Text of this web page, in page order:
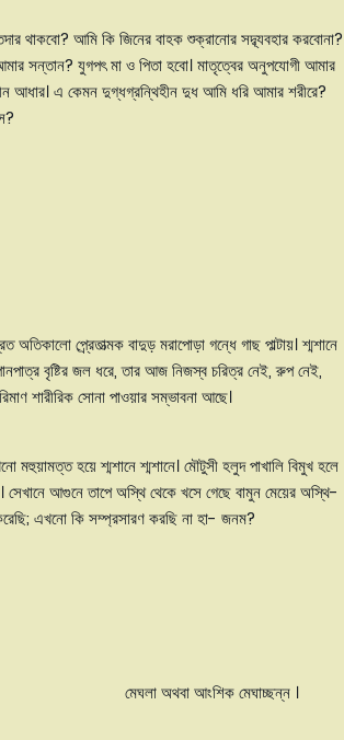
থাকবো? আমি কি জিনের বাহক শুক্রানোর সদ্ব্যবহার করবোনা?
সন্তান? যুগপৎ মা ও পিতা হবো। মাতৃত্বের অনুপযোগী আমার
আধার। এ কেমন দুগ্ধগ্রন্থিহীন দুধ আমি ধরি আমার শরীরে?
প্র্রেতাত্মক বাদুড় মরাপোড়া গন্ধে গাছ পাল্টায়। শ্মশানে
বৃষ্টির জল ধরে, তার আজ নিজস্ব চরিত্র নেই, রুপ নেই,
শারীরিক সোনা পাওয়ার সম্ভাবনা আছে।
হয়ে শ্মশানে শ্মশানে। মৌটুসী হলুদ পাখালি বিমুখ হলে
সেখানে আগুনে তাপে অস্থি থেকে খসে গেছে বামুন মেয়ের অস্থি-
এখনো কি সম্প্রসারণ করছি না হা- জনম?
হয় মেঘলা অথবা আংশিক মেঘাচ্ছন্ন ।